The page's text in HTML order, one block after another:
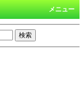
メニュー